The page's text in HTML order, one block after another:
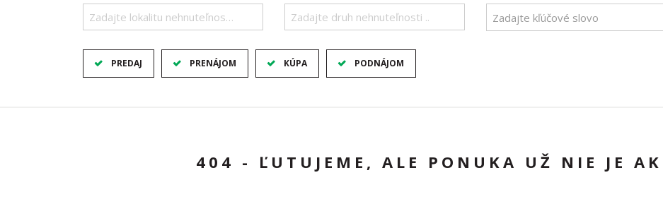
Zadajte lokalitu nehnuteľnosti ..
Zadajte druh nehnuteľnosti ..
PREDAJ PRENÁJOM KÚPA PODNÁJOM
404 - ĽUTUJEME, ALE PONUKA UŽ NIE JE